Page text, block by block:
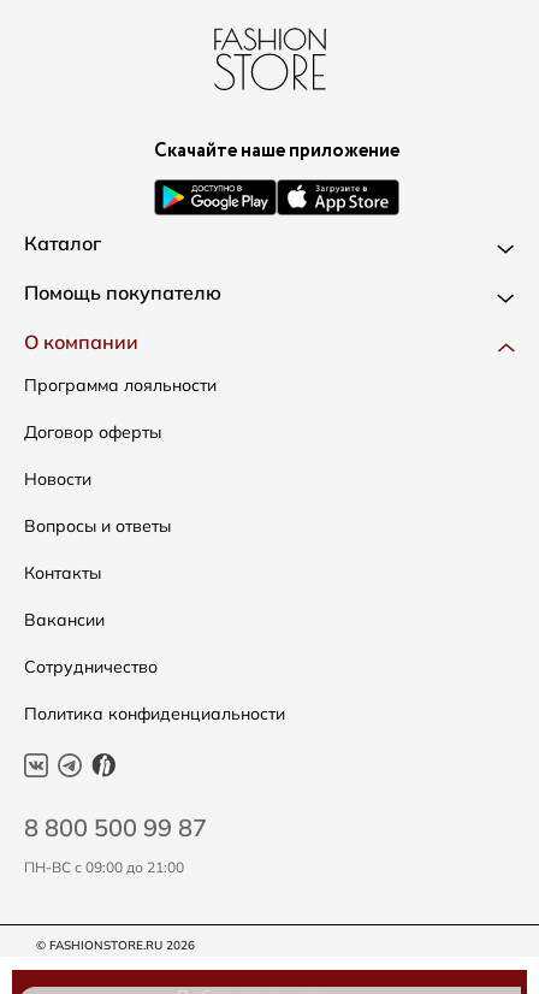
Скачайте наше приложение
Каталог
Новинки
Одежда
Сумки
Аксессуары
Распродажа
Подарочные сертификаты
Помощь покупателю
Доставка и оплата
Как оформить заказ
Условия возвратов
Таблица размеров
Уход за одеждой
О компании
Программа лояльности
Договор оферты
Новости
Вопросы и ответы
Контакты
Вакансии
Сотрудничество
Политика конфиденциальности
8 800 500 99 87
ПН-ВС с 09:00 до 21:00
© FASHIONSTORE.RU 2026